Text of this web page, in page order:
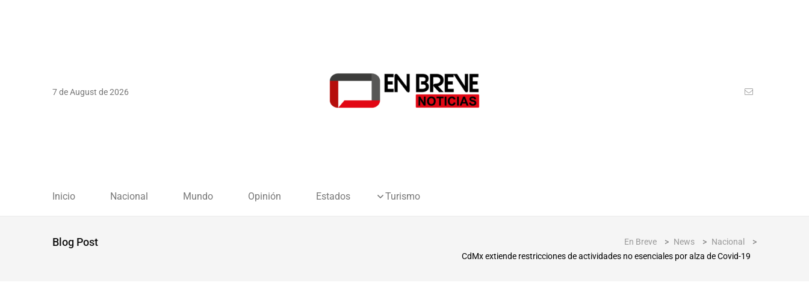
7 de August de 2026
Inicio Nacional Mundo Opinión Estados Turismo
Blog Post En Breve > News > Nacional
>
CdMx extiende restricciones de actividades no esenciales por alza de Covid-19